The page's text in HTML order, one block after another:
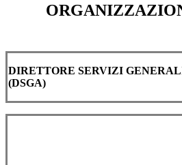
DIRETTORE SERVIZI
(DSGA)